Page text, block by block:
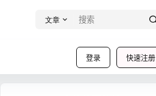
文章
登录 快速注册